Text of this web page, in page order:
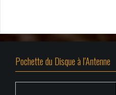
Pochette du Disque à l’Antenne